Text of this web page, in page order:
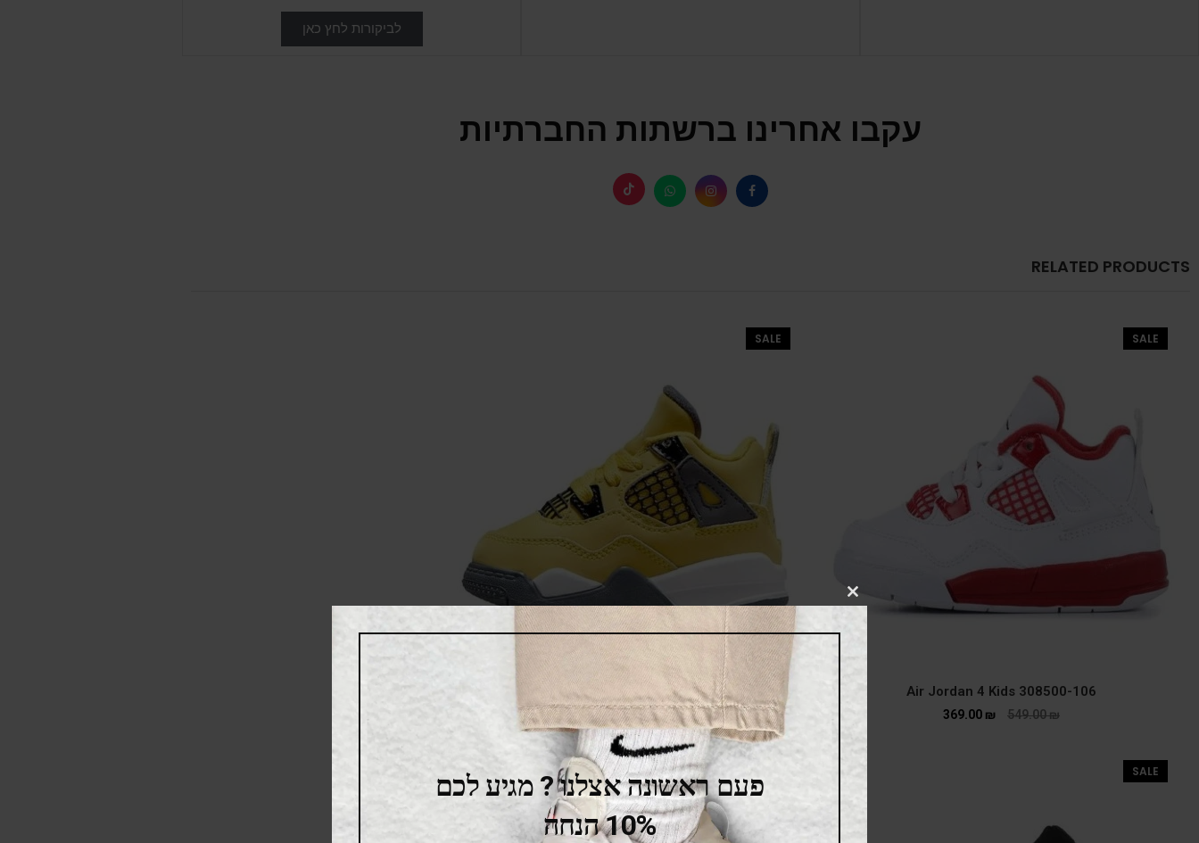
לביקורות לחץ כאן
עקבו אחרינו ברשתות החברתיות
RELATED PRODUCTS
SALE
Air Jordan 4 Kids 308500-106
549.00₪
369.00 ₪
SALE
Air Jordan 4 Kids BQ7670-700
549.00₪
369.00 ₪
SALE
CLOSE
MODULE
פעם ראשונה אצלנו ? מגיע לכם
10% הנחה